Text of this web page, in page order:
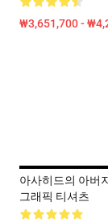
₩3,651,700 -
아사히드의 아버
그래픽 티셔츠